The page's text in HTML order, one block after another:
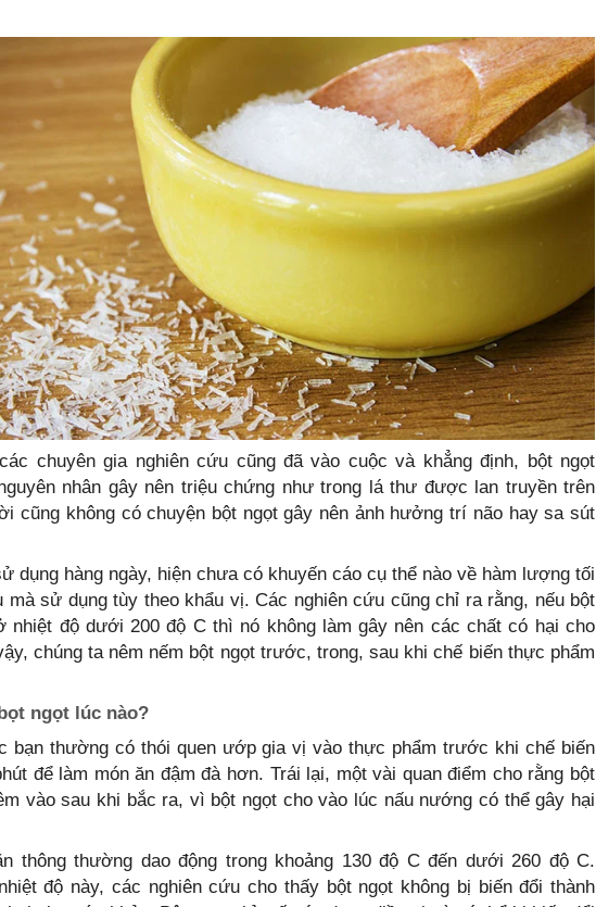
chuyên gia nghiên cứu cũng đã vào cuộc và khẳng định, bột ngọt
nhân gây nên triệu chứng như trong lá thư được lan truyền trên
cũng không có chuyện bột ngọt gây nên ảnh hưởng trí não hay sa sút
dụng hàng ngày, hiện chưa có khuyến cáo cụ thể nào về hàm lượng tối
mà sử dụng tùy theo khẩu vị. Các nghiên cứu cũng chỉ ra rằng, nếu bột
nhiệt độ dưới 200 độ C thì nó không làm gây nên các chất có hại cho
chúng ta nêm nếm bột ngọt trước, trong, sau khi chế biến thực phẩm
ngọt lúc nào?
bạn thường có thói quen ướp gia vị vào thực phẩm trước khi chế biến
để làm món ăn đậm đà hơn. Trái lại, một vài quan điểm cho rằng bột
vào sau khi bắc ra, vì bột ngọt cho vào lúc nấu nướng có thể gây hại
thông thường dao động trong khoảng 130 độ C đến dưới 260 độ C.
độ này, các nghiên cứu cho thấy bột ngọt không bị biến đổi thành